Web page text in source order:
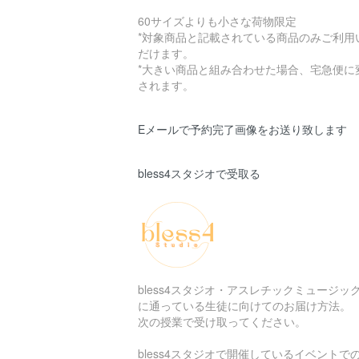
60サイズよりも小さな荷物限定
*対象商品と記載されている商品のみご利用
だけます。
*大きい商品と組み合わせた場合、宅急便に
されます。
Eメールで予約完了画像をお送り致します
bless4スタジオで受取る
bless4スタジオ・アスレチックミュージック
に通っている生徒に向けてのお届け方法。
次の授業で受け取ってください。
bless4スタジオで開催しているイベントで